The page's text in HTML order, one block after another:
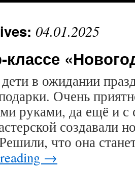
04.01.2025
в ожидании
Очень
руками, да ещё и
создавали
что она
→